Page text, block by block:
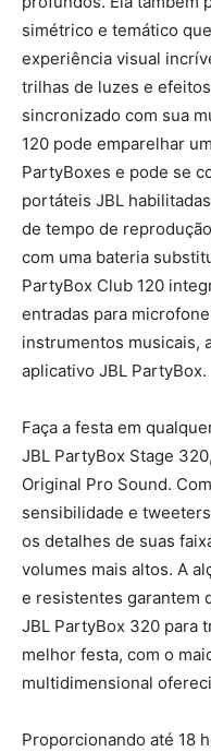
simétrico e temático
experiência visual
trilhas de luzes e
sincronizado com sua
120 pode emparelhar
PartyBoxes e pode se
portáteis JBL
de tempo de
com uma bateria
PartyBox Club 120
entradas para
instrumentos musicais,
aplicativo JBL PartyBox.
Faça a festa em
JBL PartyBox Stage
Original Pro Sound.
sensibilidade e
os detalhes de suas
volumes mais altos. A
e resistentes garantem
JBL PartyBox 320 para
melhor festa, com o
multidimensional
Proporcionando até 18